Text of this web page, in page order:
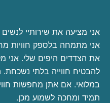
אני מציעה את שירותיי
אני מתמחה בלספק חוויות
את הצדדים היפים שלי. אני
להבטיח חווייה בלתי נשכחת.
במלואי. אם אתן מחפשות
תמיד ומחכה לשמוע מכן.